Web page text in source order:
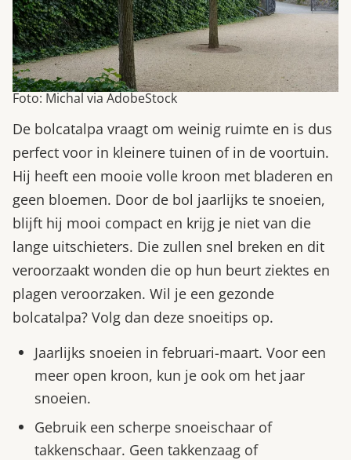
Foto: Michal via AdobeStock
De bolcatalpa vraagt om weinig ruimte en is dus
perfect voor in kleinere tuinen of in de voortuin.
Hij heeft een mooie volle kroon met bladeren en
geen bloemen. Door de bol jaarlijks te snoeien,
blijft hij mooi compact en krijg je niet van die
lange uitschieters. Die zullen snel breken en dit
veroorzaakt wonden die op hun beurt ziektes en
plagen veroorzaken. Wil je een gezonde
bolcatalpa? Volg dan deze snoeitips op.
Jaarlijks snoeien in februari-maart. Voor een
meer open kroon, kun je ook om het jaar
snoeien.
Gebruik een scherpe snoeischaar of
takkenschaar. Geen takkenzaag of